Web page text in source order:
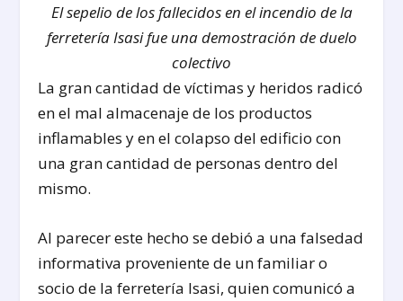
El sepelio de los fallecidos en el incendio de la
ferretería Isasi fue una demostración de duelo
colectivo
La gran cantidad de víctimas y heridos radicó
en el mal almacenaje de los productos
inflamables y en el colapso del edificio con
una gran cantidad de personas dentro del
mismo.
Al parecer este hecho se debió a una falsedad
informativa proveniente de un familiar o
socio de la ferretería Isasi, quien comunicó a